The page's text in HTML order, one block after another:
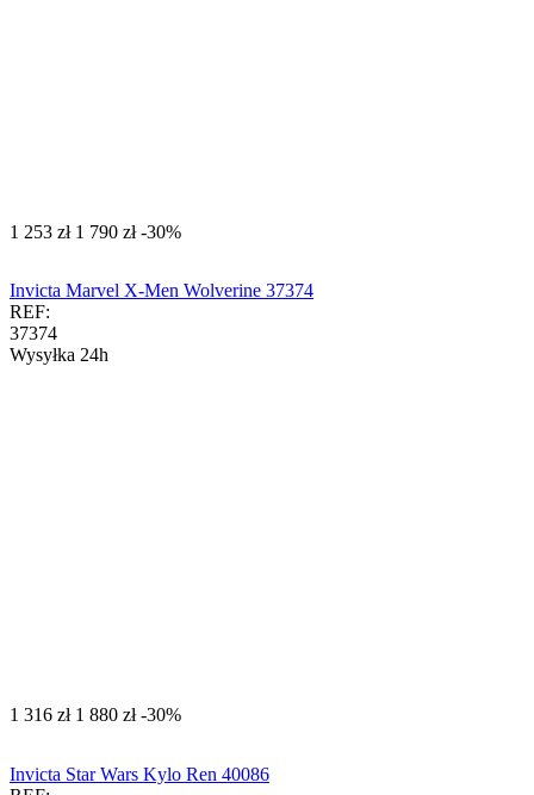
‍1 253‍ zł ‍1 790‍ zł -30%
Invicta Marvel X-Men Wolverine 37374
REF:
37374
Wysyłka 24h
‍1 316‍ zł ‍1 880‍ zł -30%
Invicta Star Wars Kylo Ren 40086